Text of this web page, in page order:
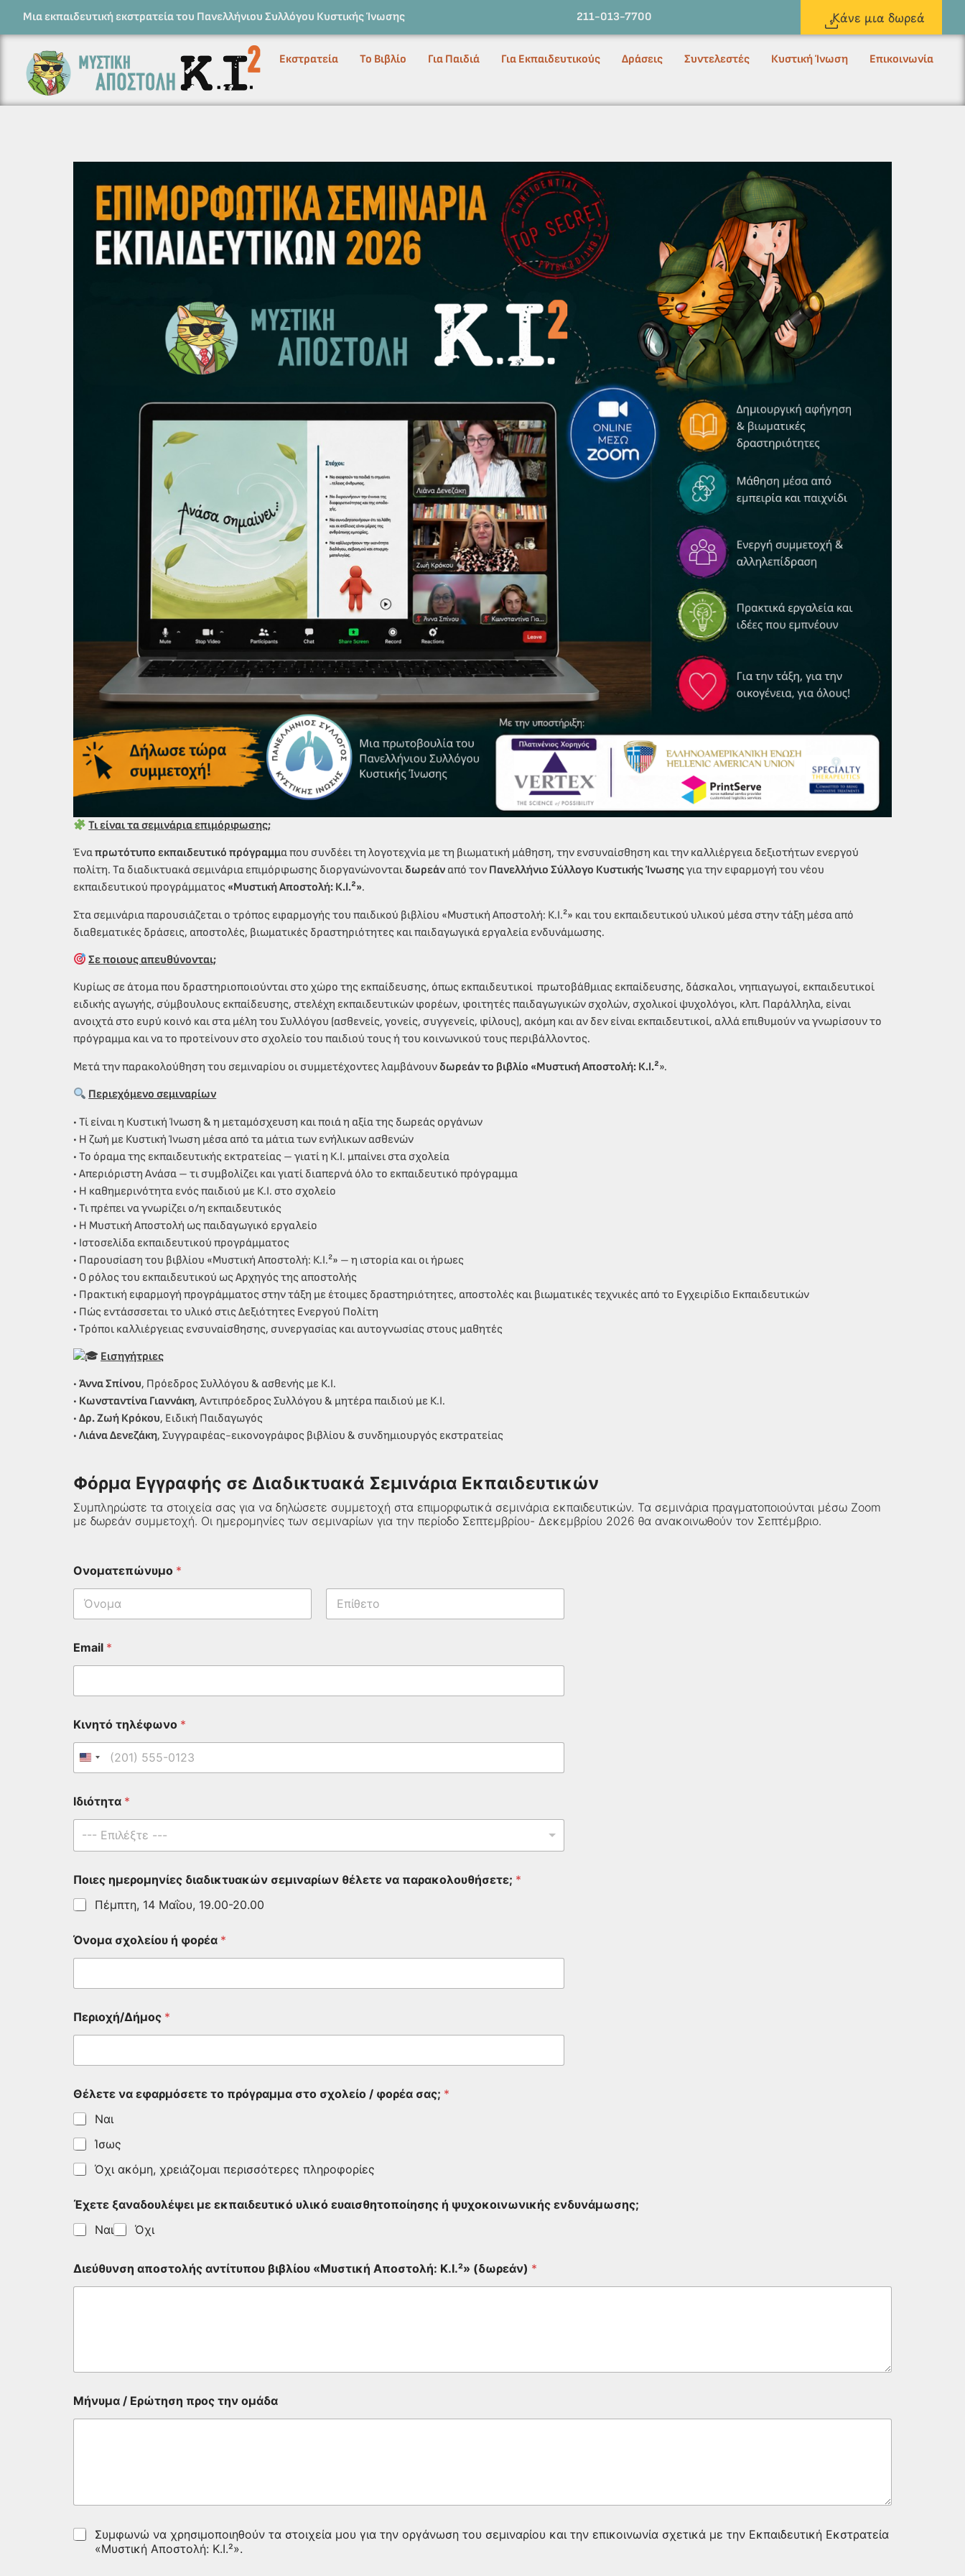
Μια εκπαιδευτική εκστρατεία του Πανελλήνιου Συλλόγου Κυστικής Ίνωσης 211-013-7700 Κάνε μια δωρεά
Εκστρατεία Το Βιβλίο Για Παιδιά Για Εκπαιδευτικούς Δράσεις Συντελεστές Κυστική Ίνωση Επικοινωνία
Τι είναι τα σεμινάρια επιμόρφωσης;
Έναπρωτότυπο εκπαιδευτικό πρόγραμμα που συνδέει τη λογοτεχνία με τη βιωματική μάθηση, την ενσυναίσθηση και την καλλιέργεια δεξιοτήτων ενεργού
πολίτη. Τα διαδικτυακά σεμινάρια επιμόρφωσης διοργανώνονταιδωρεάν από τον Πανελλήνιο Σύλλογο Κυστικής Ίνωσηςγια την εφαρμογή του νέου
εκπαιδευτικού προγράμματος «Μυστική Αποστολή: Κ.Ι.²».
Στα σεμινάρια παρουσιάζεται ο τρόπος εφαρμογής του παιδικού βιβλίου «Μυστική Αποστολή: Κ.Ι.²» και του εκπαιδευτικού υλικού μέσα στην τάξη μέσα από
διαθεματικές δράσεις, αποστολές, βιωματικές δραστηριότητες και παιδαγωγικά εργαλεία ενδυνάμωσης.
Σε ποιους απευθύνονται;
Κυρίως σε άτομα που δραστηριοποιούνται στο χώρο της εκπαίδευσης, όπως εκπαιδευτικοί πρωτοβάθμιας εκπαίδευσης, δάσκαλοι, νηπιαγωγοί, εκπαιδευτικοί
ειδικής αγωγής, σύμβουλους εκπαίδευσης, στελέχη εκπαιδευτικών φορέων, φοιτητές παιδαγωγικών σχολών, σχολικοί ψυχολόγοι, κλπ. Παράλληλα, είναι
ανοιχτά στο ευρύ κοινό και στα μέλη του Συλλόγου (ασθενείς, γονείς, συγγενείς, φίλους), ακόμη και αν δεν είναι εκπαιδευτικοί, αλλά επιθυμούν να γνωρίσουν το
πρόγραμμα και να το προτείνουν στο σχολείο του παιδιού τους ή του κοινωνικού τους περιβάλλοντος.
Μετά την παρακολούθηση του σεμιναρίου οι συμμετέχοντες λαμβάνουνδωρεάν το βιβλίο «Μυστική Αποστολή: Κ.Ι.²».
Περιεχόμενο σεμιναρίων
• Τί είναι η Κυστική Ίνωση & η μεταμόσχευση και ποιά η αξία της δωρεάς οργάνων
• Η ζωή με Κυστική Ίνωση μέσα από τα μάτια των ενήλικων ασθενών
• Το όραμα της εκπαιδευτικής εκτρατείας – γιατί η Κ.Ι. μπαίνει στα σχολεία
• Απεριόριστη Ανάσα – τι συμβολίζει και γιατί διαπερνά όλο το εκπαιδευτικό πρόγραμμα
• Η καθημερινότητα ενός παιδιού με Κ.Ι. στο σχολείο
• Τι πρέπει να γνωρίζει ο/η εκπαιδευτικός
• Η Μυστική Αποστολή ως παιδαγωγικό εργαλείο
• Ιστοσελίδα εκπαιδευτικού προγράμματος
• Παρουσίαση του βιβλίου «Μυστική Αποστολή: Κ.Ι.²» – η ιστορία και οι ήρωες
• Ο ρόλος του εκπαιδευτικού ως Αρχηγός της αποστολής
• Πρακτική εφαρμογή προγράμματος στην τάξη με έτοιμες δραστηριότητες, αποστολές και βιωματικές τεχνικές από το Εγχειρίδιο Εκπαιδευτικών
• Πώς εντάσσσεται το υλικό στις Δεξιότητες Ενεργού Πολίτη
• Τρόποι καλλιέργειας ενσυναίσθησης, συνεργασίας και αυτογνωσίας στους μαθητές
Εισηγήτριες
• Άννα Σπίνου, Πρόεδρος Συλλόγου & ασθενής με Κ.Ι.
• Κωνσταντίνα Γιαννάκη, Αντιπρόεδρος Συλλόγου & μητέρα παιδιού με Κ.Ι.
• Δρ. Ζωή Κρόκου, Ειδική Παιδαγωγός
• Λιάνα Δενεζάκη, Συγγραφέας-εικονογράφος βιβλίου & συνδημιουργός εκστρατείας
Φόρμα Εγγραφής σε Διαδικτυακά Σεμινάρια Εκπαιδευτικών
Συμπληρώστε τα στοιχεία σας για να δηλώσετε συμμετοχή στα επιμορφωτικά σεμινάρια εκπαιδευτικών. Τα σεμινάρια πραγματοποιούνται μέσω Zoom
με δωρεάν συμμετοχή. Οι ημερομηνίες των σεμιναρίων για την περίοδο Σεπτεμβρίου- Δεκεμβρίου 2026 θα ανακοινωθούν τον Σεπτέμβριο.
Ονοματεπώνυμο *
Email *
Κινητό τηλέφωνο *
Ιδιότητα *
--- Επιλέξτε ---
Ποιες ημερομηνίες διαδικτυακών σεμιναρίων θέλετε να παρακολουθήσετε; *
Πέμπτη, 14 Μαΐου, 19.00-20.00
Όνομα σχολείου ή φορέα *
Περιοχή/Δήμος *
Θέλετε να εφαρμόσετε το πρόγραμμα στο σχολείο / φορέα σας; *
Ναι
Ίσως
Όχι ακόμη, χρειάζομαι περισσότερες πληροφορίες
Έχετε ξαναδουλέψει με εκπαιδευτικό υλικό ευαισθητοποίησης ή ψυχοκοινωνικής ενδυνάμωσης;
Ναι
Όχι
Διεύθυνση αποστολής αντίτυπου βιβλίου «Μυστική Αποστολή: Κ.Ι.²» (δωρεάν) *
ο
μ
ά
δ
Μήνυμα / Ερώτηση προς την ομάδα
Σ
Συμφωνώ να χρησιμοποιηθούν τα στοιχεία μου για την οργάνωση του σεμιναρίου και την επικοινωνία σχετικά με την Εκπαιδευτική Εκστρατεία
«Μυστική Αποστολή: Κ.Ι.²».